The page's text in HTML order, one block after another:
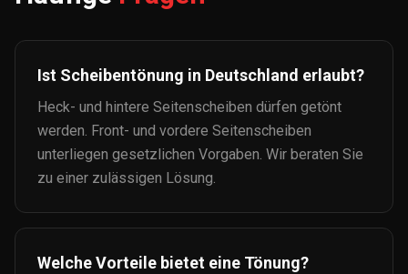
Ist Scheibentönung in Deutschland erlaubt?
Heck- und hintere Seitenscheiben dürfen getönt
werden. Front- und vordere Seitenscheiben
unterliegen gesetzlichen Vorgaben. Wir beraten Sie
zu einer zulässigen Lösung.
Welche Vorteile bietet eine Tönung?